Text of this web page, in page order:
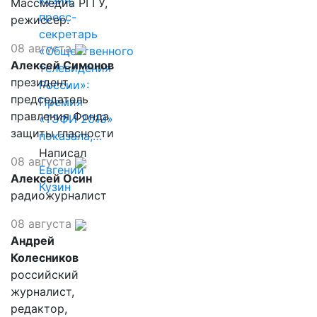
пресс-
секретарь
«Общественного
телевидения
России»:
Премия
«ТЭФИ 2019»
показала,…
Написал
Евгений
Кузин
Массмедиа РГГУ,
режиссер.
08 августа
Алексей Симонов
президент,
председатель
правления Фонда
защиты гласности
08 августа
Алексей Осин
радиожурналист
08 августа
Андрей
Колесников
российский
журналист,
редактор,